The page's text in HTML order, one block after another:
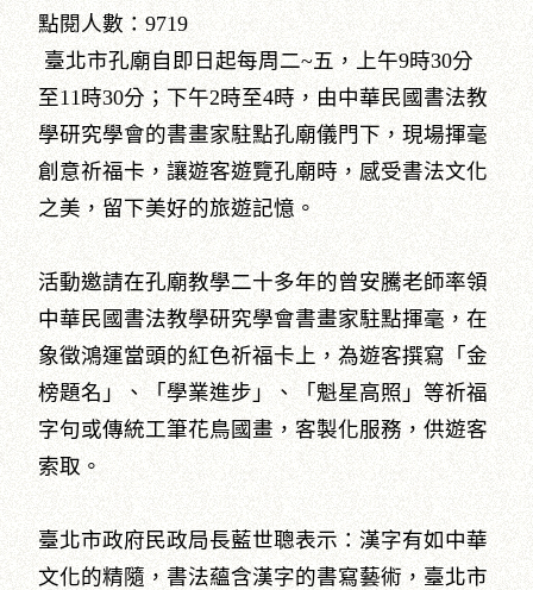
點閱人數：9719
臺北市孔廟自即日起每周二~五，上午9時30分
至11時30分；下午2時至4時，由中華民國書法教
學研究學會的書畫家駐點孔廟儀門下，現場揮毫
創意祈福卡，讓遊客遊覽孔廟時，感受書法文化
之美，留下美好的旅遊記憶。
活動邀請在孔廟教學二十多年的曾安騰老師率領
中華民國書法教學研究學會書畫家駐點揮毫，在
象徵鴻運當頭的紅色祈福卡上，為遊客撰寫「金
榜題名」、「學業進步」、「魁星高照」等祈福
字句或傳統工筆花鳥國畫，客製化服務，供遊客
索取。
臺北市政府民政局長藍世聰表示：漢字有如中華
文化的精隨，書法蘊含漢字的書寫藝術，臺北市